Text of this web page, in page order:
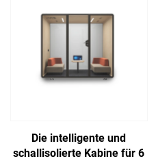
Die intelligente und
schallisolierte Kabine für 6